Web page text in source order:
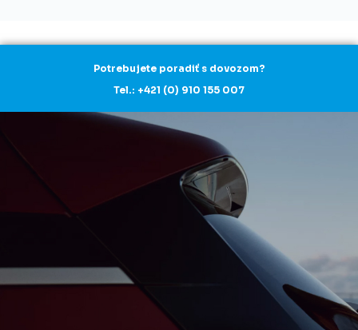
Potrebujete poradiť s dovozom?
Tel.: +421 (0) 910 155 007